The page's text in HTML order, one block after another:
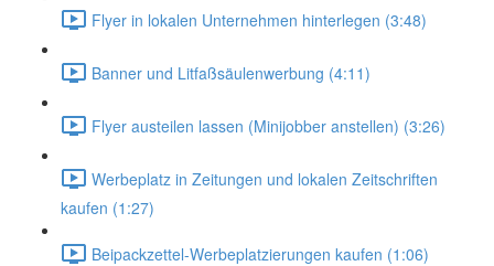
Flyer in lokalen Unternehmen hinterlegen (3:48)
Banner und Litfaßsäulenwerbung (4:11)
Flyer austeilen lassen (Minijobber anstellen) (3:26)
Werbeplatz in Zeitungen und lokalen Zeitschriften
kaufen (1:27)
Beipackzettel-Werbeplatzierungen kaufen (1:06)